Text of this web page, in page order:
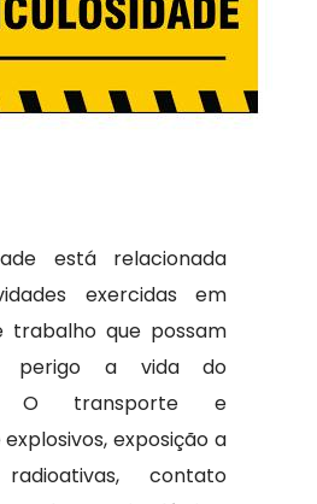
está relacionada
exercidas em
trabalho que possam
perigo a vida do
O transporte e
exposição a
contato